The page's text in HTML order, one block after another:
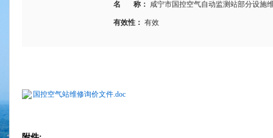
名 称： 咸宁市国控空气自动监测站部分设施
有效性： 有效
国控空气站维修询价文件.doc